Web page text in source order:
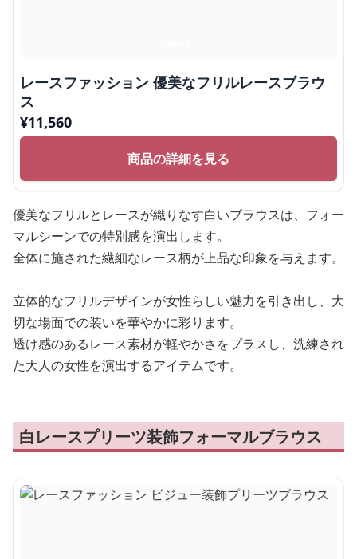
レースファッション 優美なフリルレースブラウ
ス
¥11,560
商品の詳細を見る
優美なフリルとレースが織りなす白いブラウスは、フォー
マルシーンでの特別感を演出します。
全体に施された繊細なレース柄が上品な印象を与えます。
立体的なフリルデザインが女性らしい魅力を引き出し、大
切な場面での装いを華やかに彩ります。
透け感のあるレース素材が軽やかさをプラスし、洗練され
た大人の女性を演出するアイテムです。
白レースプリーツ装飾フォーマルブラウス